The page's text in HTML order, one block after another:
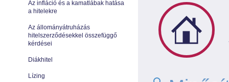
Az infláció és a kamatlábak hatása
a hitelekre
Az állományátruházás
hitelszerződésekkel összefüggő
kérdései
Diákhitel
Lízing